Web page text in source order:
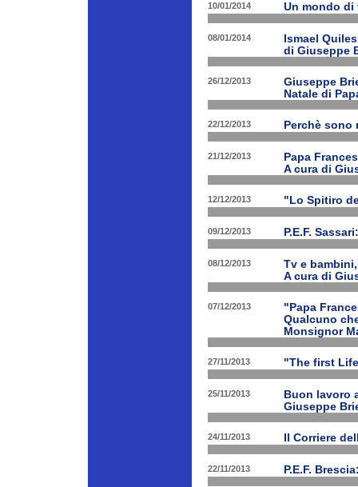
10/01/2014 Un mondo di
08/01/2014
Ismael
di Giuseppe
26/12/2013
Giuseppe
Natale di
22/12/2013 Perchè sono
21/12/2013
Papa
A cura di
12/12/2013 "Lo Spitiro
09/12/2013 P.E.F.
08/12/2013
Tv e
A cura di
07/12/2013
"Papa
Qualcuno
Monsignor
27/11/2013 "The first
25/11/2013
Buon lavoro
Giuseppe
24/11/2013 Il Corriere
22/11/2013 P.E.F.